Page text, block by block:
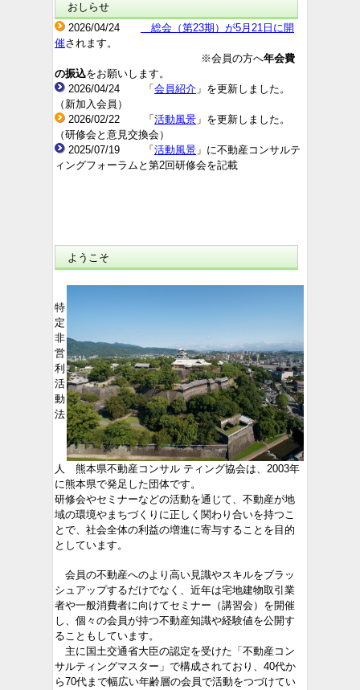
おしらせ
2026/04/24
総会（第23期）が5月21日に開
催されます。
※会員の方へ年会費
の振込をお願いします。
2026/04/24 「 会員紹介 」 を更新しました。
（新加入会員）
2026/02/22 「 活動風景 」を更新しました。
（研修会と意見交換会）
2025/07/19 「 活動風景 」に不動産コンサルテ
ィングフォーラムと第2回研修会を記載
ようこそ
特
定
非
営
利
活
動
法
人 熊本県不動産コンサル ティング協会は、2003年
に熊本県で発足した団体です。
研修会やセミナーなどの活動を通じて、不動産が地
域の環境やまちづくりに正しく関わり合いを持つこ
とで、社会全体の利益の増進に寄与することを目的
としています。
会員の不動産へのより高い見識やスキルをブラッ
シュアップするだけでなく、近年は宅地建物取引業
者や一般消費者に向けてセミナー（講習会）を開催
し、個々の会員が持つ不動産知識や経験値を公開す
ることもしています。
主に国土交通省大臣の認定を受けた「不動産コン
サルティングマスター」で構成されており、40代か
ら70代まで幅広い年齢層の会員で活動をつづけてい